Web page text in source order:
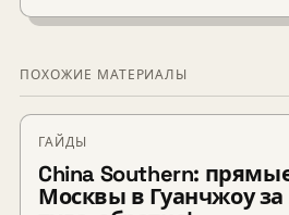
ПОХОЖИЕ МАТЕРИАЛЫ
ГАЙДЫ
China Southern:
Москвы в Гуанчжоу